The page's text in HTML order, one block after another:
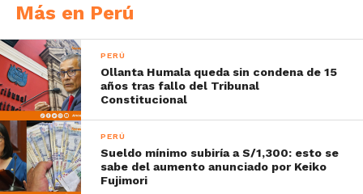
Más en Perú
PERÚ
Ollanta Humala queda sin condena de 15
años tras fallo del Tribunal
Constitucional
PERÚ
Sueldo mínimo subiría a S/1,300: esto se
sabe del aumento anunciado por Keiko
Fujimori